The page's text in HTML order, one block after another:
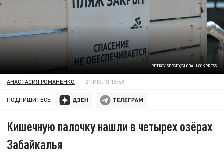
PETROV SERGEY/GLOBALLOOKPRESS
АНАСТАСИЯ РОМАНЕНКО 21 ИЮЛЯ 13:48
ПОДПИШИТЕСЬ:
Кишечную палочку нашли в четырех озёрах
Забайкалья